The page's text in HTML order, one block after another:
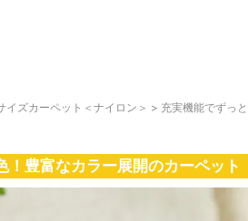
イズカーペット＜ナイロン＞ > 充実機能でずっ
！豊富なカラー展開のカーペット